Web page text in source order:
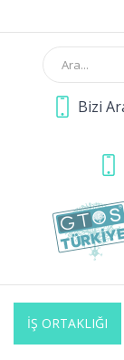
Bizi
İŞ ORTAKLIĞI